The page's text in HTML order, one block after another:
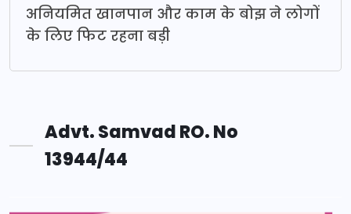
अनियमित खानपान और काम के बोझ ने लोगों
के लिए फिट रहना बड़ी
Advt. Samvad RO. No
13944/44